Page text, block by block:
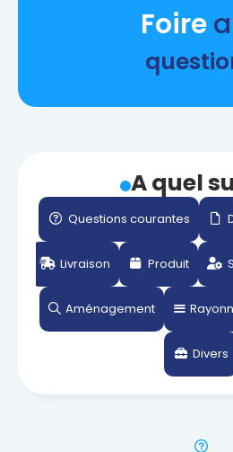
Foire
A quel
Questions courantes
Livraison Produit
Aménagement
Divers